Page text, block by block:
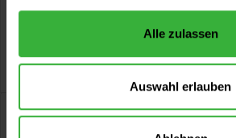
Alle zulassen
Auswahl erlauben
Beschreibung
Volvox Espressivo Lehmfarbe (Gingko)